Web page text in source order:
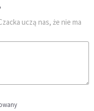
uczą nas, że nie ma